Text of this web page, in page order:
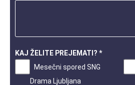
KAJ ŽELITE PREJEMATI? *
Mesečni spored SNG
Drama Ljubljana